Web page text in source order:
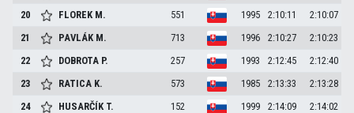
20
FLOREK M. 551 1995 2:10:11
2:10:07
21
PAVLÁK M. 713 1996 2:10:27
2:10:23
22
DOBROTA P. 257 1993 2:12:45
2:12:40
23
RATICA K. 573 1985 2:13:33
2:13:28
24
HUSARČÍK T. 152 1999 2:14:09
2:14:02